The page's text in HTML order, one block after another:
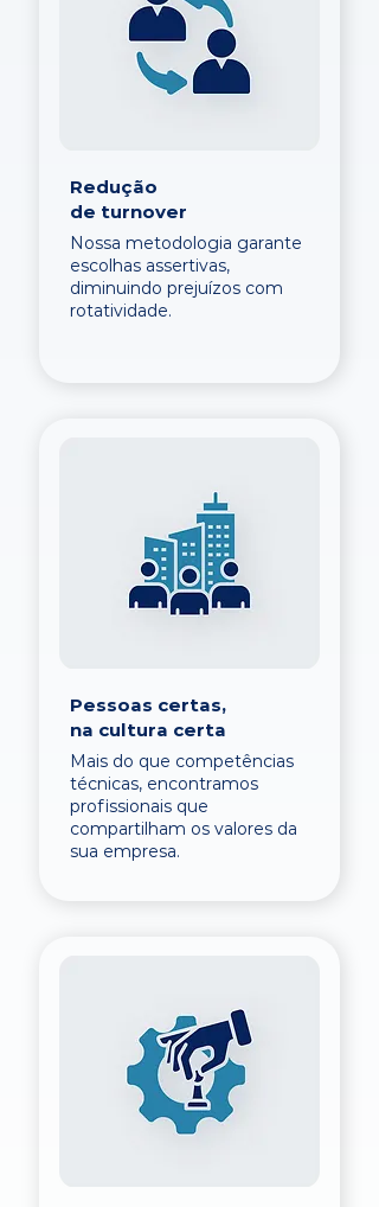
Redução
de turnover
Nossa metodologia garante
escolhas assertivas,
diminuindo prejuízos com
rotatividade.
Pessoas certas,
na cultura certa
Mais do que competências
técnicas, encontramos
profissionais que
compartilham os valores da
sua empresa.